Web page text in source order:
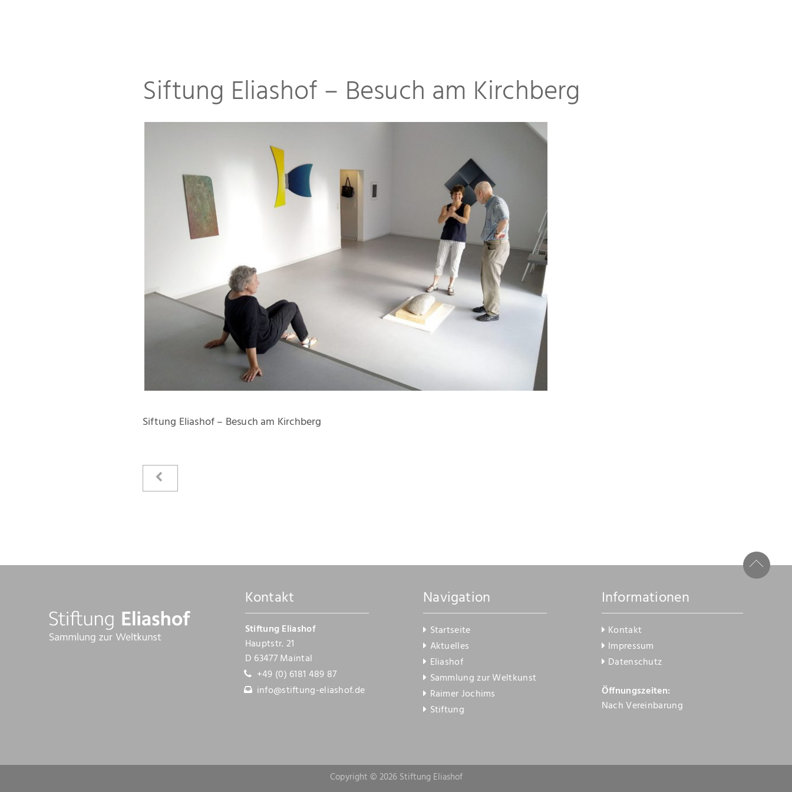
Siftung Eliashof – Besuch am Kirchberg
Siftung Eliashof – Besuch am Kirchberg
Kontakt
Stiftung Eliashof
Hauptstr. 21
D 63477 Maintal
+49 (0) 6181 489 87
info@stiftung-eliashof.de
Navigation
Startseite
Aktuelles
Eliashof
Sammlung zur Weltkunst
Raimer Jochims
Stiftung
Informationen
Kontakt
Impressum
Datenschutz
Öffnungszeiten:
Nach Vereinbarung
Copyright © 2026 Stiftung Eliashof